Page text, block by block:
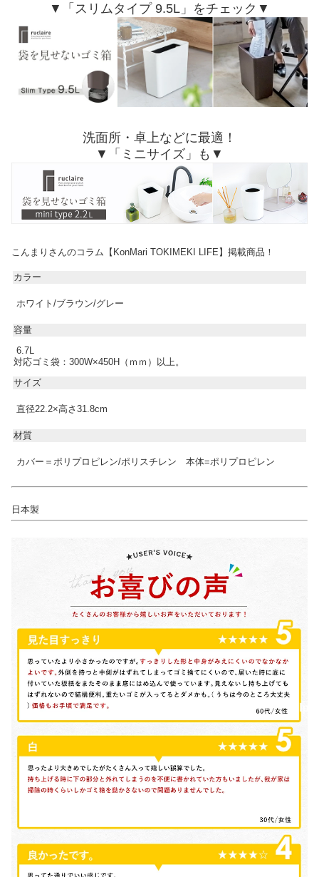
▼「スリムタイプ 9.5L」をチェック▼
洗面所・卓上などに最適！
▼「ミニサイズ」も▼
こんまりさんのコラム【KonMari TOKIMEKI LIFE】掲載商品！
カラー
ホワイト/ブラウン/グレー
容量
6.7L
対応ゴミ袋：300W×450H（ｍｍ）以上。
サイズ
直径22.2×高さ31.8cm
材質
カバー＝ポリプロピレン/ポリスチレン 本体=ポリプロピレン
日本製